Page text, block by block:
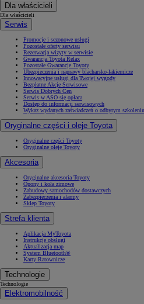
Dla właścicieli
Dla właścicieli
Serwis
Promocje i sezonowe usługi
Pozostałe oferty serwisu
Rezerwacja wizyty w serwisie
Gwarancja Toyota Relax
Pozostałe Gwarancje Toyoty
Ubezpieczenia i naprawy blacharsko-lakiernicze
Innowacyjne usługi dla Twojej wygody
Bezpłatne Akcje Serwisowe
Serwis Dobrych Cen
Serwis w ASO się opłaca
Dostęp do informacji serwisowych
Wykaz wydanych zaświadczeń o odbytym
Oryginalne części i oleje Toyota
Oryginalne części Toyoty
Oryginalne oleje Toyoty
Akcesoria
Oryginalne akcesoria Toyoty
Opony i koła zimowe
Zabudowy samochodów dostawczych
Zabezpieczenia i alarmy
Sklep Toyoty
Strefa klienta
Aplikacja MyToyota
Instrukcje obsługi
Aktualizacja map
System Bluetooth®
Karty Ratownicze
Technologie
Technologie
Elektromobilność